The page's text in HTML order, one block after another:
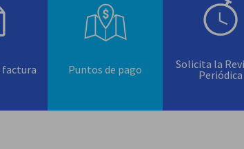
Servicio al Cliente